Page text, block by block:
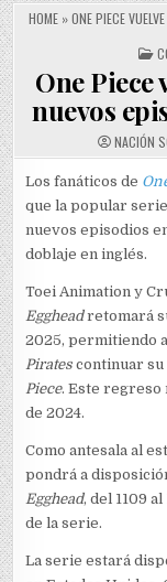
HOME »ONE PIECE
One
nuevos
NACIÓN
Los fanáticos de
que la popular
nuevos episodios
doblaje en inglés.
Toei Animation y
Eggheadretomará
2025, permitiendo
Pirates continuar su
Piece. Este regreso
de 2024.
Como antesala al
pondrá a
Egghead, del 1109
de la serie.
La serie estará